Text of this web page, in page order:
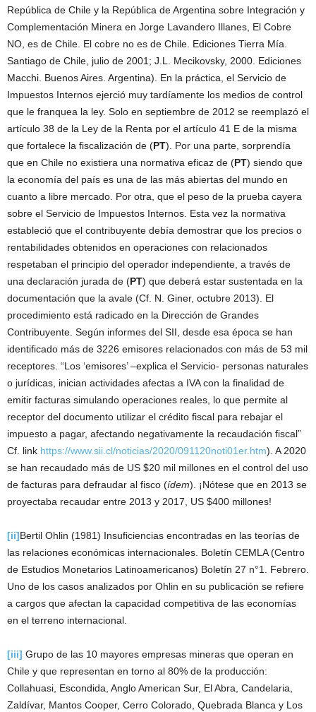
República de Chile y la República de Argentina sobre Integración y
Complementación Minera en Jorge Lavandero Illanes, El Cobre
NO, es de Chile. El cobre no es de Chile. Ediciones Tierra Mía.
Santiago de Chile, julio de 2001; J.L. Mecikovsky, 2000. Ediciones
Macchi. Buenos Aires. Argentina). En la práctica, el Servicio de
Impuestos Internos ejerció muy tardíamente los medios de control
que le franquea la ley. Solo en septiembre de 2012 se reemplazó el
artículo 38 de la Ley de la Renta por el artículo 41 E de la misma
que fortalece la fiscalización de (PT). Por una parte, sorprendía
que en Chile no existiera una normativa eficaz de (PT) siendo que
la economía del país es una de las más abiertas del mundo en
cuanto a libre mercado. Por otra, que el peso de la prueba cayera
sobre el Servicio de Impuestos Internos. Esta vez la normativa
estableció que el contribuyente debía demostrar que los precios o
rentabilidades obtenidos en operaciones con relacionados
respetaban el principio del operador independiente, a través de
una declaración jurada de (PT) que deberá estar sustentada en la
documentación que la avale (Cf. N. Giner, octubre 2013). El
procedimiento está radicado en la Dirección de Grandes
Contribuyente. Según informes del SII, desde esa época se han
identificado más de 3226 emisores relacionados con más de 53 mil
receptores. “Los ‘emisores’ –explica el Servicio- personas naturales
o jurídicas, inician actividades afectas a IVA con la finalidad de
emitir facturas simulando operaciones reales, lo que permite al
receptor del documento utilizar el crédito fiscal para rebajar el
impuesto a pagar, afectando negativamente la recaudación fiscal”
Cf. link https://www.sii.cl/noticias/2020/091120noti01er.htm). A 2020
se han recaudado más de US $20 mil millones en el control del uso
de facturas para defraudar al fisco (ídem). ¡Nótese que en 2013 se
proyectaba recaudar entre 2013 y 2017, US $400 millones!
[ii]Bertil Ohlin (1981) Insuficiencias encontradas en las teorías de
las relaciones económicas internacionales. Boletín CEMLA (Centro
de Estudios Monetarios Latinoamericanos) Boletín 27 n°1. Febrero.
Uno de los casos analizados por Ohlin en su publicación se refiere
a cargos que afectan la capacidad competitiva de las economías
en el terreno internacional.
[iii] Grupo de las 10 mayores empresas mineras que operan en
Chile y que representan en torno al 80% de la producción:
Collahuasi, Escondida, Anglo American Sur, El Abra, Candelaria,
Zaldívar, Mantos Cooper, Cerro Colorado, Quebrada Blanca y Los